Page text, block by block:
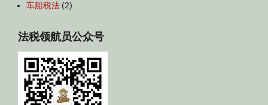
车船税法 (2)
法税领航员公众号